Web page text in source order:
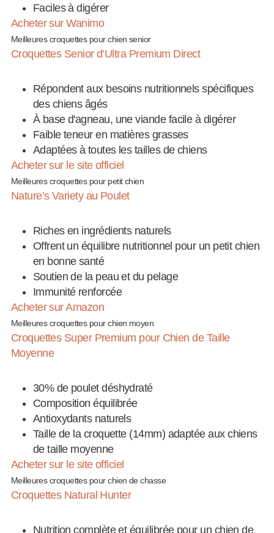
Faciles à digérer
Acheter sur Wanimo
Meilleures croquettes pour chien senior
Croquettes Senior d’Ultra Premium Direct
Répondent aux besoins nutritionnels spécifiques
des chiens âgés
À base d'agneau, une viande facile à digérer
Faible teneur en matières grasses
Adaptées à toutes les tailles de chiens
Acheter sur le site officiel
Meilleures croquettes pour petit chien
Nature’s Variety au Poulet
Riches en ingrédients naturels
Offrent un équilibre nutritionnel pour un petit chien
en bonne santé
Soutien de la peau et du pelage
Immunité renforcée
Acheter sur Amazon
Meilleures croquettes pour chien moyen
Croquettes Super Premium pour Chien de Taille
Moyenne
30% de poulet déshydraté
Composition équilibrée
Antioxydants naturels
Taille de la croquette (14mm) adaptée aux chiens
de taille moyenne
Acheter sur le site officiel
Meilleures croquettes pour chien de chasse
Croquettes Natural Hunter
Nutrition complète et équilibrée pour un chien de